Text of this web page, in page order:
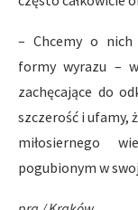
– Chcemy o nich
formy wyrazu –
zachęcające do
szczerość i ufamy,
miłosiernego
pogubionym w